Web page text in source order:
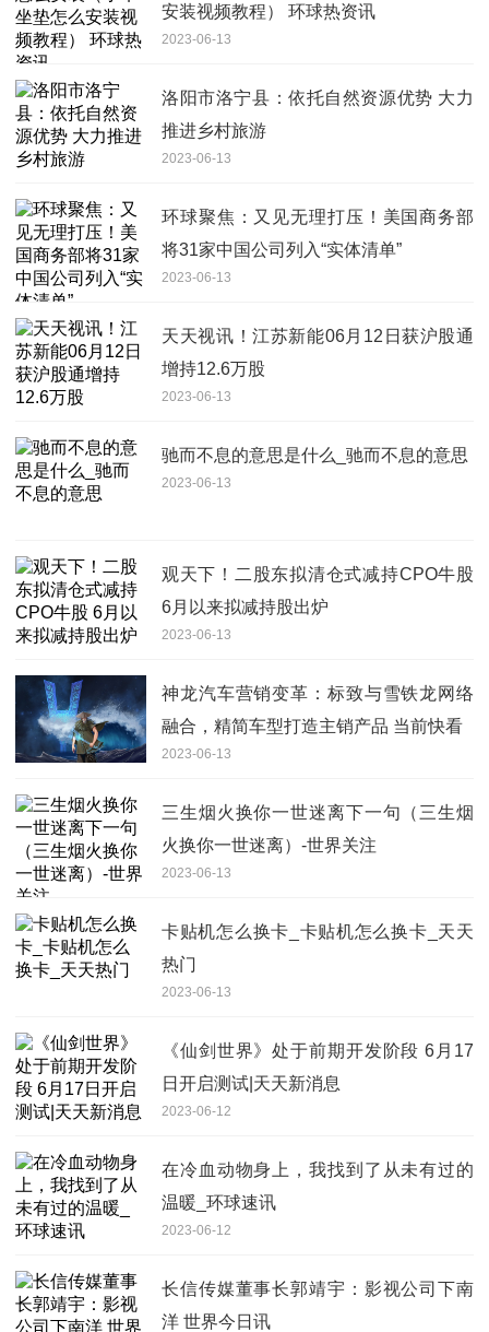
安装视频教程） 环球热资讯
2023-06-13
洛阳市洛宁县：依托自然资源优势 大力
推进乡村旅游
2023-06-13
环球聚焦：又见无理打压！美国商务部
将31家中国公司列入“实体清单”
2023-06-13
天天视讯！江苏新能06月12日获沪股通
增持12.6万股
2023-06-13
驰而不息的意思是什么_驰而不息的意思
2023-06-13
观天下！二股东拟清仓式减持CPO牛股
6月以来拟减持股出炉
2023-06-13
神龙汽车营销变革：标致与雪铁龙网络
融合，精简车型打造主销产品 当前快看
2023-06-13
三生烟火换你一世迷离下一句（三生烟
火换你一世迷离）-世界关注
2023-06-13
卡贴机怎么换卡_卡贴机怎么换卡_天天
热门
2023-06-13
《仙剑世界》处于前期开发阶段 6月17
日开启测试|天天新消息
2023-06-12
在冷血动物身上，我找到了从未有过的
温暖_环球速讯
2023-06-12
长信传媒董事长郭靖宇：影视公司下南
洋 世界今日讯